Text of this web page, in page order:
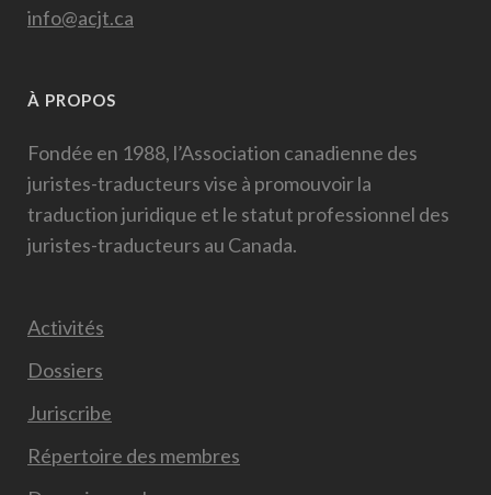
info@acjt.ca
À PROPOS
Fondée en 1988, l’Association canadienne des
juristes-traducteurs vise à promouvoir la
traduction juridique et le statut professionnel des
juristes-traducteurs au Canada.
Activités
Dossiers
Juriscribe
Répertoire des membres